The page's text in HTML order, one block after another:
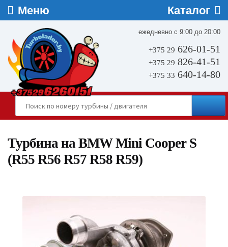
ежедневно с 9:00 до 20:00
+375 29 626-01-51
+375 29 826-41-51
+375 33 640-14-80
Турбина на BMW Mini Cooper S
(R55 R56 R57 R58 R59)